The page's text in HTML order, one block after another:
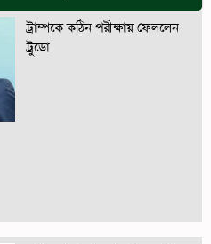
ট্রাম্পকে কঠিন পরীক্ষায় ফেললেন
ট্রুডো